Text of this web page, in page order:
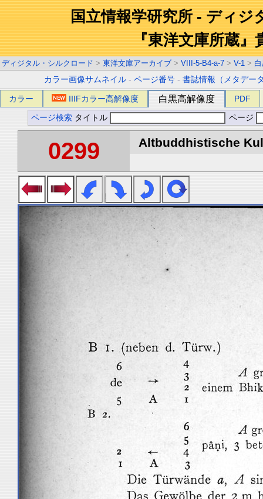
国立情報学研究所 - ディジ
『東洋文庫所蔵』
ディジタル・シルクロード > 東洋文庫アーカイブ > VIII-5-B4-a-7 > V-1 >
カラー画像サムネイル -ページ番号 -書誌情報（メタデー
カラー IIIFカラー高解像度 白黒高解像度 PDF
ページ検索 タイトル ページ
0299 Altbuddhistische